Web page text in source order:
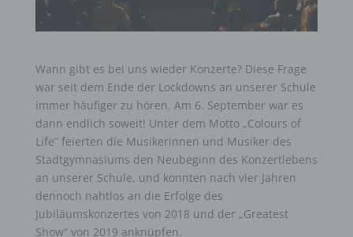
Wann gibt es bei uns wieder Konzerte? Diese Frage
war seit dem Ende der Lockdowns an unserer Schule
immer häufiger zu hören. Am 6. September war es
dann endlich soweit! Unter dem Motto „Colours of
Life” feierten die Musikerinnen und Musiker des
Stadtgymnasiums den Neubeginn des Konzertlebens
an unserer Schule, und konnten nach vier Jahren
dennoch nahtlos an die Erfolge des
Jubiläumskonzertes von 2018 und der „Greatest
Show“ von 2019 anknüpfen.